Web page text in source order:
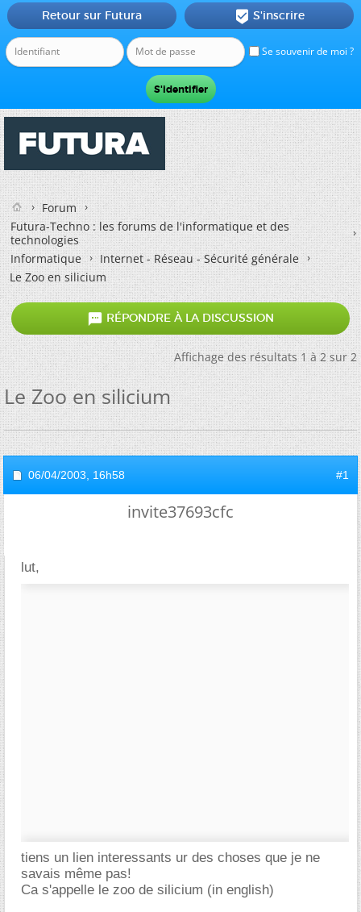
Se souvenir de moi ?
Retour sur Futura  S'inscrire
Forum
Futura-Techno : les forums de l'informatique et des
technologies
Informatique
Internet - Réseau - Sécurité générale
Le Zoo en silicium
 RÉPONDRE À LA DISCUSSION
Affichage des résultats 1 à 2 sur 2
Le Zoo en silicium
06/04/2003, 16h58 #1
invite37693cfc
lut,
tiens un lien interessants ur des choses que je ne
savais même pas!
Ca s'appelle le zoo de silicium (in english)